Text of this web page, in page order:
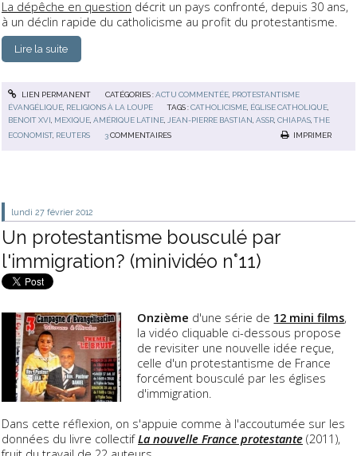
La dépêche en question décrit un pays confronté, depuis 30 ans,
à un déclin rapide du catholicisme au profit du protestantisme.
Lire la suite
LIEN PERMANENT CATÉGORIES :ACTU COMMENTÉE, PROTESTANTISME
ÉVANGÉLIQUE, RELIGIONS À LA LOUPE TAGS :CATHOLICISME, ÉGLISE CATHOLIQUE,
BENOIT XVI, MEXIQUE,AMÉRIQUE LATINE,JEAN-PIERRE BASTIAN,ASSR,CHIAPAS,THE
ECONOMIST, REUTERS 3 COMMENTAIRES IMPRIMER
lundi 27 février 2012
Un protestantisme bousculé par
l'immigration? (minividéo n°11)
Onzième d'une série de 12 mini films,
la vidéo cliquable ci-dessous propose
de revisiter une nouvelle idée reçue,
celle d'un protestantisme de France
forcément bousculé par les églises
d'immigration.
Dans cette réflexion, on s'appuie comme à l'accoutumée sur les
données du livre collectifLa nouvelle France protestante (2011),